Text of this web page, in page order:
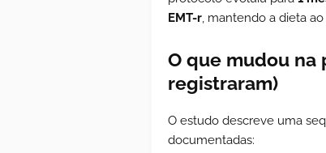
EMT-r, mantendo a dieta
O que mudou na
registraram)
O estudo descreve uma
documentadas: